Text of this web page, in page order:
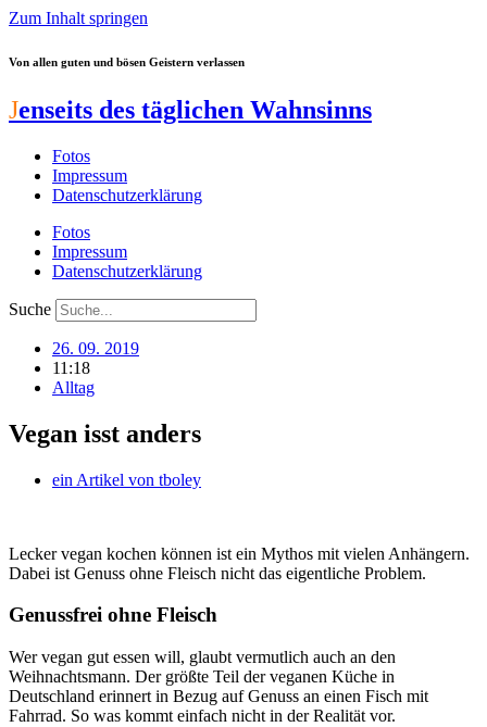
Zum Inhalt springen
Von allen guten und bösen Geistern verlassen
Jenseits des täglichen Wahnsinns
Fotos
Impressum
Datenschutzerklärung
Fotos
Impressum
Datenschutzerklärung
Suche
26. 09. 2019
11:18
Alltag
Vegan isst anders
ein Artikel von tboley
Lecker vegan kochen können ist ein Mythos mit vielen Anhängern.
Dabei ist Genuss ohne Fleisch nicht das eigentliche Problem.
Genussfrei ohne Fleisch
Wer vegan gut essen will, glaubt vermutlich auch an den
Weihnachtsmann. Der größte Teil der veganen Küche in
Deutschland erinnert in Bezug auf Genuss an einen Fisch mit
Fahrrad. So was kommt einfach nicht in der Realität vor.